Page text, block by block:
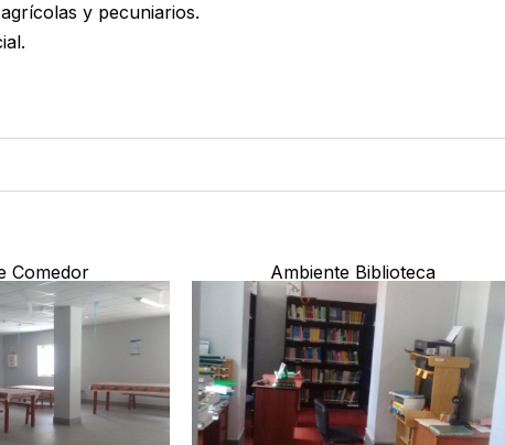
y pecuniarios.
Comedor Ambiente Biblioteca